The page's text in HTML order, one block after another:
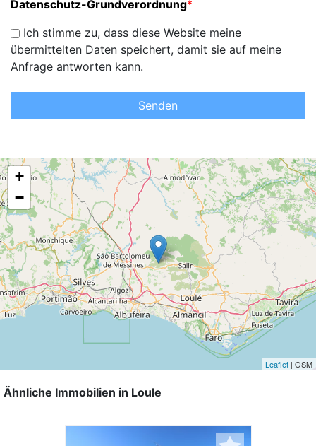
Datenschutz-Grundverordnung*
Ich stimme zu, dass diese Website meine
übermittelten Daten speichert, damit sie auf meine
Anfrage antworten kann.
Senden
+
−
Leaflet | OSM
Ähnliche Immobilien in Loule